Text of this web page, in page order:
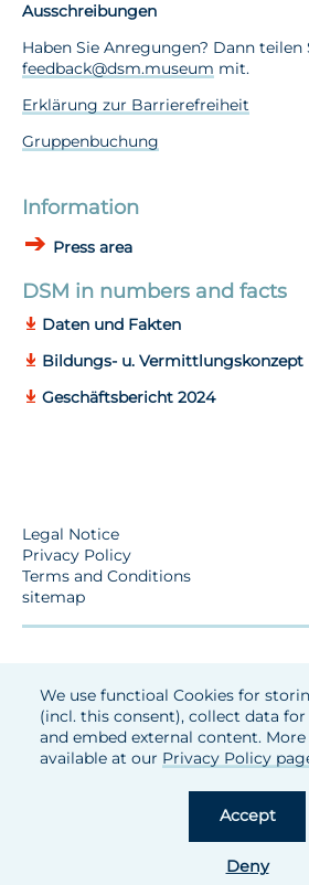
We use functioal Cookies for
(incl. this consent), collect data
and embed external content.
available at our Privacy Policy
Accept
Deny
Ausschreibungen
Haben Sie Anregungen? Dann teilen
feedback@dsm.museum mit.
Erklärung zur Barrierefreiheit
Gruppenbuchung
Information
Press area
DSM in numbers and facts
Daten und Fakten
Bildungs- u. Vermittlungskonzept
Geschäftsbericht 2024
Legal Notice
Privacy Policy
Terms and Conditions
sitemap